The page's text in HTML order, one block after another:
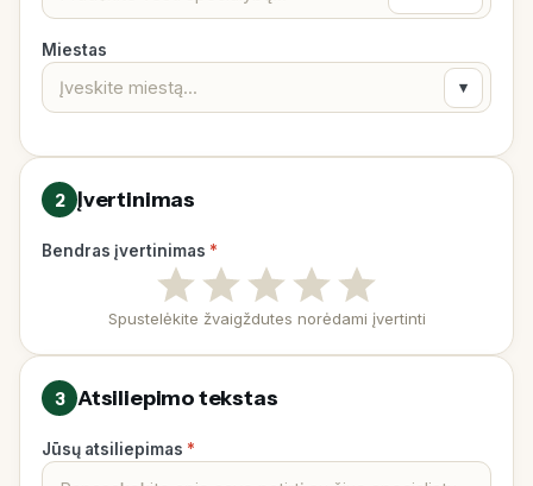
Miestas
▾
2 Įvertinimas
Bendras įvertinimas *
Spustelėkite žvaigždutes norėdami įvertinti
3 Atsiliepimo tekstas
Jūsų atsiliepimas *